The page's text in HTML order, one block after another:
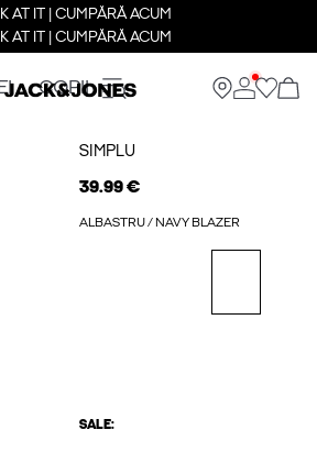
AT IT | CUMPĂRĂ ACUM
AT IT | CUMPĂRĂ ACUM
COPII
SIMPLU
39.99 €
ALBASTRU / NAVY BLAZER
SALE: